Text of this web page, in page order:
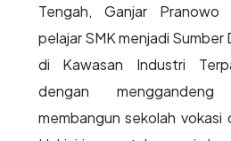
Tengah, Ganjar Pranowo
pelajar SMK menjadi Sumber
di Kawasan Industri
dengan
membangun sekolah